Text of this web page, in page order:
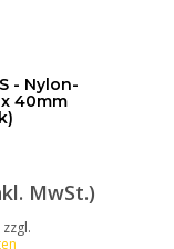
- Nylon-
40mm
MwSt.)